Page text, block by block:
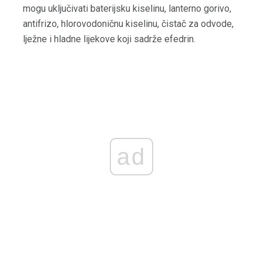
mogu uključivati ​​baterijsku kiselinu, lanterno gorivo,
antifrizo, hlorovodoničnu kiselinu, čistač za odvode,
lježne i hladne lijekove koji sadrže efedrin.
ad